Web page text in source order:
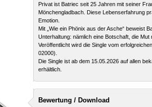
Privat ist Batriec seit 25 Jahren mit seiner
Mönchengladbach. Diese Lebenserfahrung
Emotion.
Mit „Wie ein Phönix aus der Asche“ beweist
Unterhaltung: nämlich eine Botschaft, die
Veröffentlicht wird die Single vom
02000).
Die Single ist ab dem 15.05.2026 auf allen
erhältlich.
Bewertung / Download